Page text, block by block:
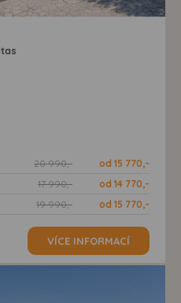
20 990,-
od 15 770,-
17 990,-
od 14 770,-
19 990,- od 15 770,-
VÍCE INFORMACÍ